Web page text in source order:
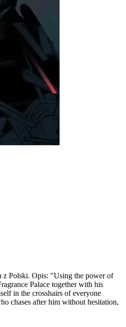
z Polski. Opis: "Using the power of
Palace together with his
in the crosshairs of everyone
chases after him without hesitation,